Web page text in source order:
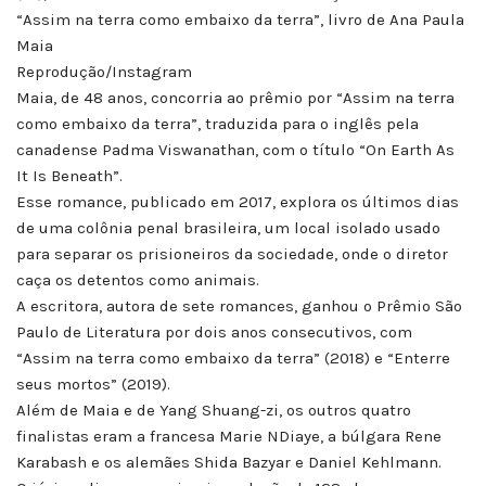
“Assim na terra como embaixo da terra”, livro de Ana Paula
Maia
Reprodução/Instagram
Maia, de 48 anos, concorria ao prêmio por “Assim na terra
como embaixo da terra”, traduzida para o inglês pela
canadense Padma Viswanathan, com o título “On Earth As
It Is Beneath”.
Esse romance, publicado em 2017, explora os últimos dias
de uma colônia penal brasileira, um local isolado usado
para separar os prisioneiros da sociedade, onde o diretor
caça os detentos como animais.
A escritora, autora de sete romances, ganhou o Prêmio São
Paulo de Literatura por dois anos consecutivos, com
“Assim na terra como embaixo da terra” (2018) e “Enterre
seus mortos” (2019).
Além de Maia e de Yang Shuang-zi, os outros quatro
finalistas eram a francesa Marie NDiaye, a búlgara Rene
Karabash e os alemães Shida Bazyar e Daniel Kehlmann.